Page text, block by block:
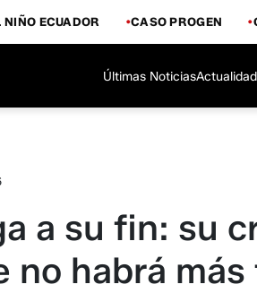
NIÑO ECUADOR CASO PROGEN
Últimas NoticiasActualidad
a su fin: su
no habrá